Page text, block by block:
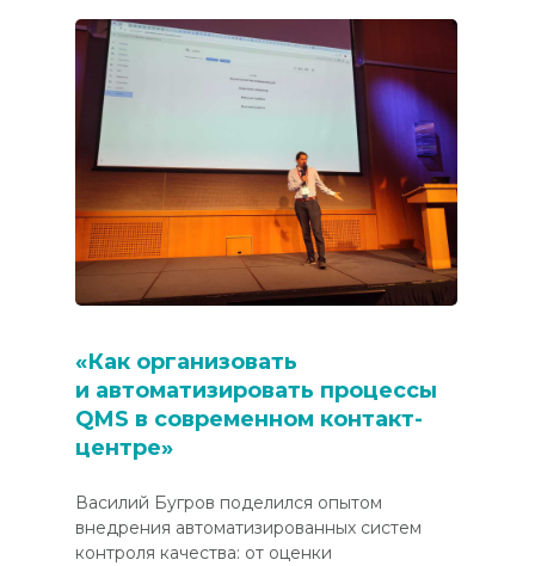
Василий Бугров поделился опытом
внедрения автоматизированных систем
контроля качества: от оценки
«Как организовать
и автоматизировать процессы
QMS в современном контакт-
центре»